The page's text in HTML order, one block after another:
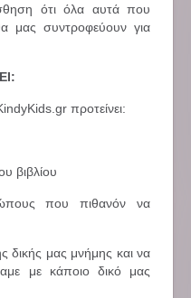
ότι όλα αυτά που
μας συντροφεύουν για
προτείνει:
βιβλίου
που πιθανόν να
δικής μας μνήμης και να
με κάποιο δικό μας